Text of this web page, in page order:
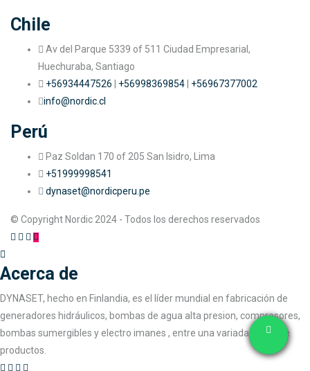
Chile
Av del Parque 5339 of 511 Ciudad Empresarial,
Huechuraba, Santiago
+56934447526 | +56998369854| +56967377002
info@nordic.cl
Perú
Paz Soldan 170 of 205 San Isidro, Lima
+51999998541
dynaset@nordicperu.pe
© Copyright Nordic 2024 - Todos los derechos reservados
Acerca de
DYNASET, hecho en Finlandia, es el líder mundial en fabricación de
generadores hidráulicos, bombas de agua alta presion, compresores,
bombas sumergibles y electro imanes , entre una variada gama de
productos.